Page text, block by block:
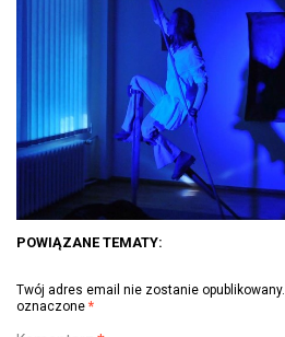
POWIĄZANE TEMATY:
Twój adres email nie zostanie opublikowany.
oznaczone *